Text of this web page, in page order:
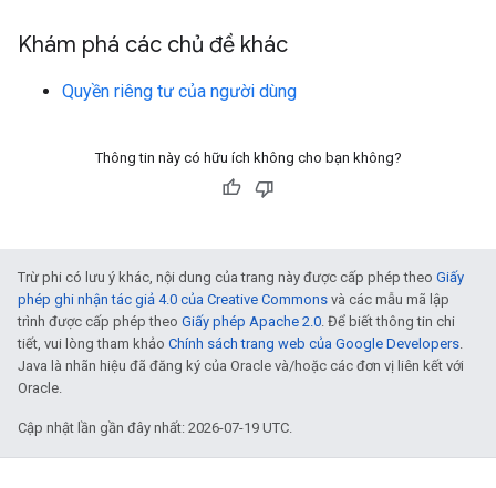
Khám phá các chủ đề khác
Quyền riêng tư của người dùng
Thông tin này có hữu ích không cho bạn không?
Trừ phi có lưu ý khác, nội dung của trang này được cấp phép theo Giấy
phép ghi nhận tác giả 4.0 của Creative Commons và các mẫu mã lập
trình được cấp phép theo Giấy phép Apache 2.0. Để biết thông tin chi
tiết, vui lòng tham khảo Chính sách trang web của Google Developers.
Java là nhãn hiệu đã đăng ký của Oracle và/hoặc các đơn vị liên kết với
Oracle.
Cập nhật lần gần đây nhất: 2026-07-19 UTC.